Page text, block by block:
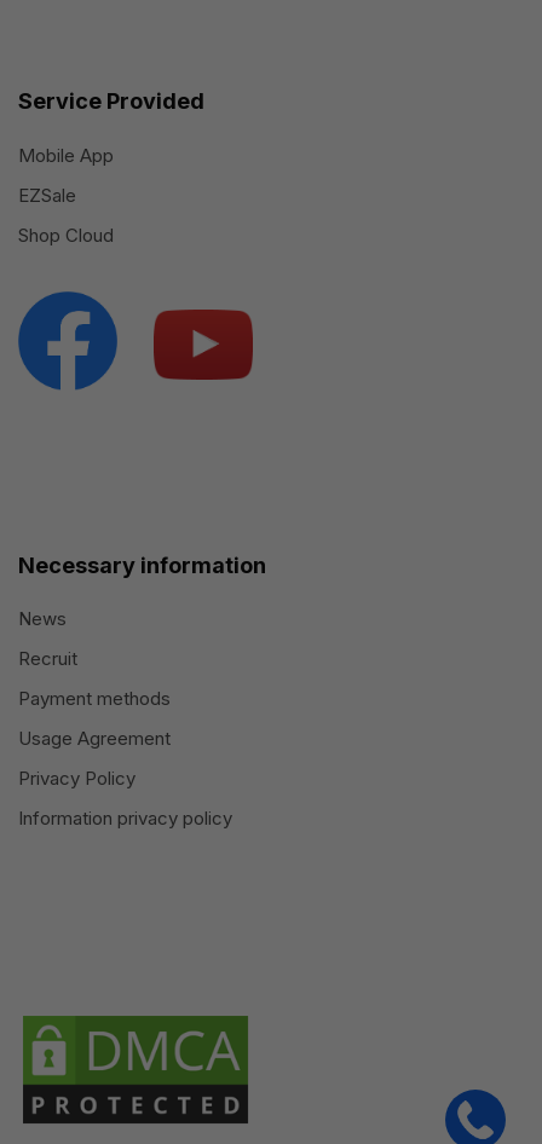
Service Provided
Mobile App
EZSale
Shop Cloud
Necessary information
News
Recruit
Payment methods
Usage Agreement
Privacy Policy
Information privacy policy